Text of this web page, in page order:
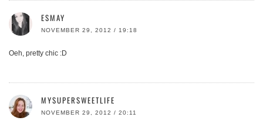
ESMAY
NOVEMBER 29, 2012 / 19:18
Oeh, pretty chic :D
MYSUPERSWEETLIFE
NOVEMBER 29, 2012 / 20:11